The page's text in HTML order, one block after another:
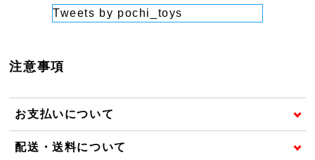
Tweets by pochi_toys
注意事項
お支払いについて
配送・送料について